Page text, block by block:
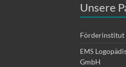
Unsere
Förderinstitut
EMS
GmbH